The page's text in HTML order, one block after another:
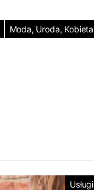
Moda, Uroda, Kobieta
Usługi